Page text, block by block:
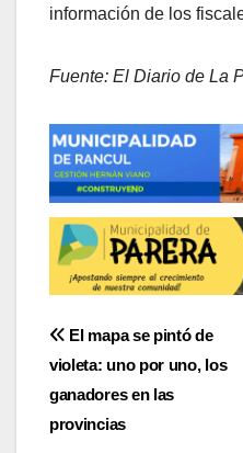
información de los
Fuente: El Diario de La
Navegación
de
entradas
El mapa se pintó de
violeta: uno por uno, los
ganadores en las
provincias